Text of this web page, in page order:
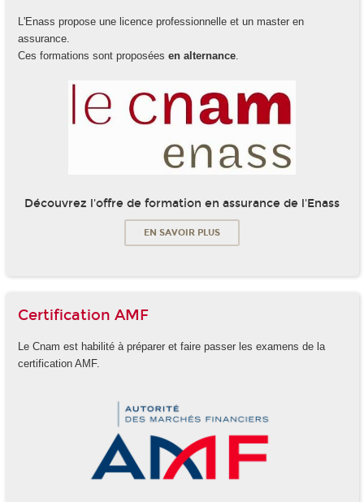
L'Enass propose une licence professionnelle et un master en
assurance.
Ces formations sont proposées en alternance.
Découvrez l'offre de formation en assurance de l'Enass
EN SAVOIR PLUS
Certification AMF
Le Cnam est habilité à préparer et faire passer les examens de la
certification AMF.